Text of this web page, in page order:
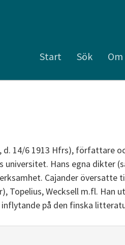
Start Sök
d. 14/6 1913 Hfrs), författare
Hans egna dikter
Cajander översatte
Topelius, Wecksell m.fl. Han
på den finska